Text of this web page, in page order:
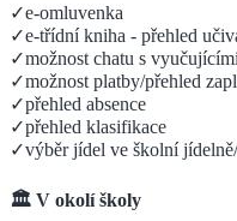
✓e-omluvenka
✓e-třídní kniha - přehled
✓možnost chatu s
✓možnost platby/přehled
✓přehled absence
✓přehled klasifikace
✓výběr jídel ve školní
🏛️ V okolí školy